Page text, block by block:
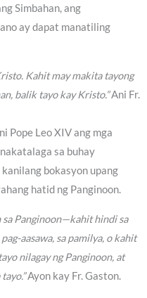
Simbahan, ang
ay dapat manatiling
Kahit may makita tayong
balik tayo kay Kristo.”Ani Fr.
Pope Leo XIV ang mga
sa buhay
bokasyon upang
hatid ng Panginoon.
sa Panginoon—kahit hindi sa
aasawa, sa pamilya, o kahit
nilagay ng Panginoon, at
Ayon kay Fr. Gaston.